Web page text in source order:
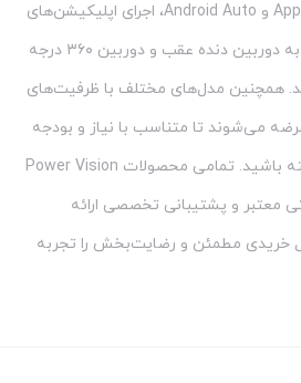
Fi، پشتیبانی از Apple CarPlay و Android Auto، اجرای اپلیکیشن‌های
مسیریابی و قابلیت اتصال به دوربین دنده عقب و دوربین ۳۶۰ درجه
همچنین مدل‌های مختلف با ظرفیت‌های
می‌شوند تا متناسب با نیاز و بودجه
خود بهترین انتخاب را داشته باشید. تمامی محصولات Power Vision
معتبر و پشتیبانی تخصصی ارائه
خریدی مطمئن و رضایت‌بخش را تجربه